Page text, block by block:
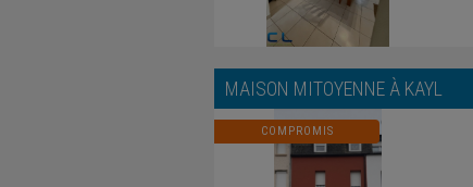
MAISON MITOYENNE À KAYL
COMPROMIS